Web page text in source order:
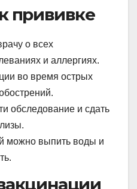
прививке
о всех
и аллергиях.
во время острых
обследование и сдать
можно выпить воды и